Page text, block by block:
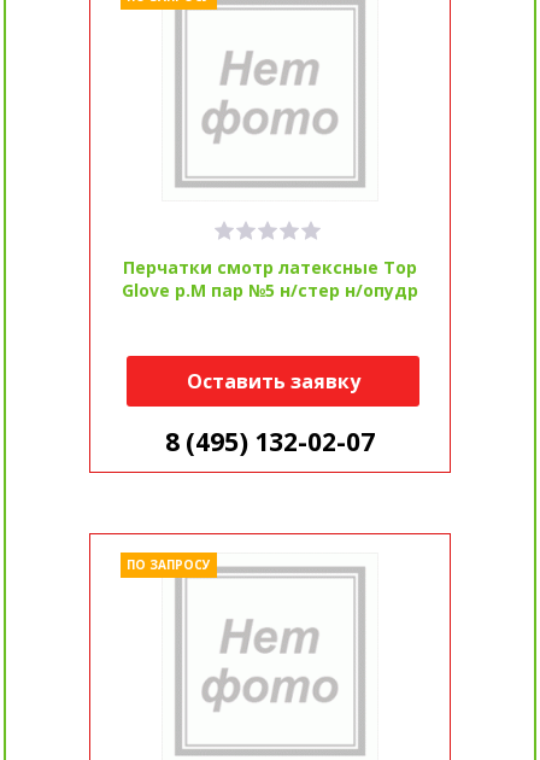
Перчатки смотр латексные Top
Glove р.M пар №5 н/стер н/опудр
Оставить заявку
8 (495) 132-02-07
ПО ЗАПРОСУ